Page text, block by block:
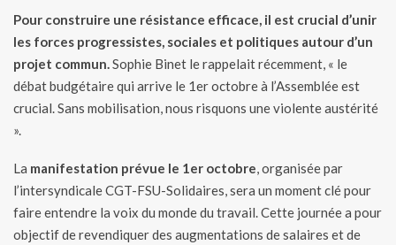
Pour construire une résistance efficace, il est crucial d’unir
les forces progressistes, sociales et politiques autour d’un
projet commun.Sophie Binet le rappelait récemment, « le
débat budgétaire qui arrive le 1er octobre à l’Assemblée est
crucial. Sans mobilisation, nous risquons une violente austérité
».
La manifestation prévue le 1er octobre, organisée par
l’intersyndicale CGT-FSU-Solidaires, sera un moment clé pour
faire entendre la voix du monde du travail. Cette journée a pour
objectif de revendiquer des augmentations de salaires et de